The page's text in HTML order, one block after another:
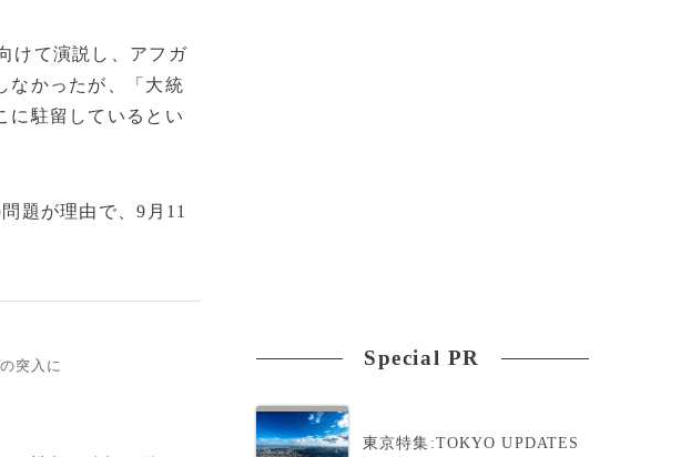
けて演説し、アフガ
なかったが、「大統
に駐留しているとい
題が理由で、9月11
突入に
Special PR
東京特集:TOKYO UPDATES